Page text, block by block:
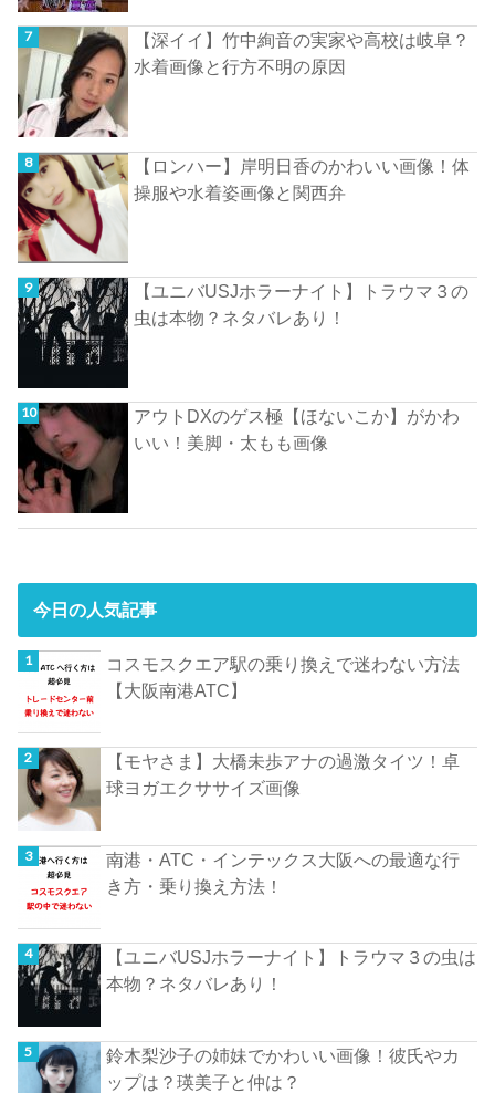
【深イイ】竹中絢音の実家や高校は岐阜？
水着画像と行方不明の原因
【ロンハー】岸明日香のかわいい画像！体
操服や水着姿画像と関西弁
【ユニバUSJホラーナイト】トラウマ３の
虫は本物？ネタバレあり！
アウトDXのゲス極【ほないこか】がかわ
いい！美脚・太もも画像
今日の人気記事
コスモスクエア駅の乗り換えで迷わない方法
【大阪南港ATC】
【モヤさま】大橋未歩アナの過激タイツ！卓
球ヨガエクササイズ画像
南港・ATC・インテックス大阪への最適な行
き方・乗り換え方法！
【ユニバUSJホラーナイト】トラウマ３の虫は
本物？ネタバレあり！
鈴木梨沙子の姉妹でかわいい画像！彼氏やカ
ップは？瑛美子と仲は？